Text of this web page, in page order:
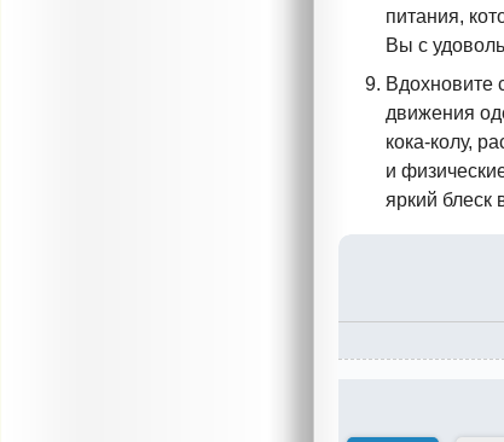
питания,
Вы с
Вдохновите
движения
кока-колу,
и
яркий блеск